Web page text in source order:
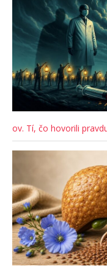
ov. Tí, čo hovorili